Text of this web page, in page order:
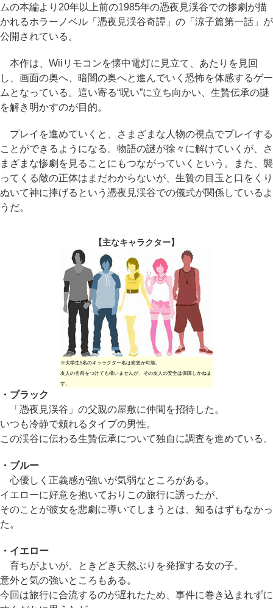
ムの本編より20年以上前の1985年の憑夜見渓谷での惨劇が描
かれるホラーノベル「憑夜見渓谷奇譚」の「涼子篇第一話」が
公開されている。
本作は、Wiiリモコンを懐中電灯に見立て、あたりを見回
し、画面の奥へ、暗闇の奥へと進んでいく恐怖を体感するゲー
ムとなっている。這い寄る“呪い”に立ち向かい、生贄伝承の謎
を解き明かすのが目的。
プレイを進めていくと、さまざまな人物の視点でプレイする
ことができるようになる。物語の謎が徐々に解けていくが、さ
まざまな惨劇を見ることにもつながっていくという。また、襲
ってくる敵の正体はまだわからないが、生贄の目玉と口をくり
ぬいて神に捧げるという憑夜見渓谷での儀式が関係しているよ
うだ。
【主なキャラクター】
※大学生5名のキャラクター名は変更が可能。
友人の名前をつけても構いませんが、その友人の安全は保障しかねま
す。
・ブラック
「憑夜見渓谷」の父親の屋敷に仲間を招待した。
いつも冷静で頼れるタイプの男性。
この渓谷に伝わる生贄伝承について独自に調査を進めている。
・ブルー
心優しく正義感が強いが気弱なところがある。
イエローに好意を抱いておりこの旅行に誘ったが、
そのことが彼女を悲劇に導いてしまうとは、知るはずもなかっ
た。
・イエロー
育ちがよいが、ときどき天然ぶりを発揮する女の子。
意外と気の強いところもある。
今回は旅行に合流するのが遅れたため、事件に巻き込まれずに